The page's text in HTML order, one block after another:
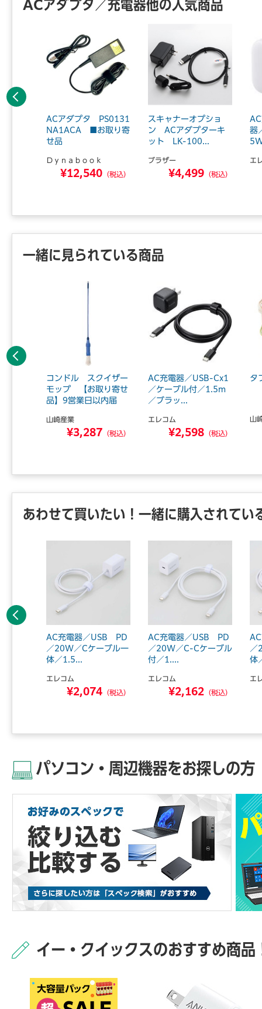
ACアダプタ／充電器他の人気商品
ACアダプタ PS0131
NA1ACA ■お取り寄
せ品
Ｄｙｎａｂｏｏｋ
¥12,540 （税込）
スキャナーオプショ
ン ACアダプターキ
ット LK-100...
ブラザー
¥4,499 （税込）
器
エ
前へ
一緒に見られている商品
コンドル スクイザー
モップ 【お取り寄せ
品】9営業日以内届
山崎産業
¥3,287 （税込）
AC充電器／USB-Cx1
／ケーブル付／1.5m
／ブラッ...
エレコム
¥2,598 （税込）
タ
山
前へ
あわせて買いたい！一緒に購入されてい
AC充電器／USB PD
／20W／Cケーブル一
体／1.5...
エレコム
¥2,074 （税込）
AC充電器／USB PD
／20W／C-Cケーブル
付／1....
エレコム
¥2,162 （税込）
／
体
エ
前へ
パソコン・周辺機器をお探しの方
イー・クイックスのおすすめ商品